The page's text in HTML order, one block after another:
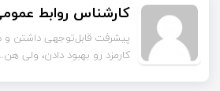
محمدی
راهکارهای لایه دوم رو
چقدر تونستن مشکل مقیاس‌...